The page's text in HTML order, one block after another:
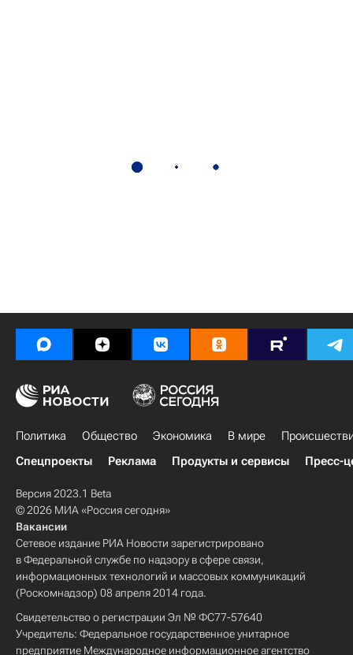
Политика Общество Экономика В мире
Спецпроекты
Реклама Продукты и сервисы Пресс-
Версия 2023.1 Beta
© 2026 МИА «Россия сегодня»
Вакансии
Сетевое издание РИА Новости зарегистрировано
в Федеральной службе по надзору в сфере связи,
информационных технологий и массовых коммуникаций
(Роскомнадзор) 08 апреля 2014 года.
Свидетельство о регистрации Эл № ФС77-57640
Учредитель: Федеральное государственное унитарное
предприятие Международное информационное агентство